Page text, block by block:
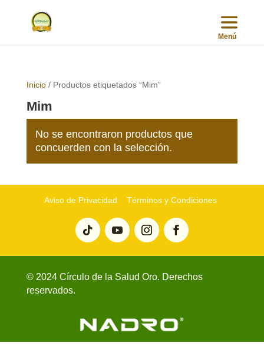
Inicio/ Productos etiquetados “Mim”
Mim
No se encontraron productos que
concuerden con la selección.
Aviso de Privacidad Términos y Condiciones
© 2024 Círculo de la Salud Oro. Derechos
reservados.